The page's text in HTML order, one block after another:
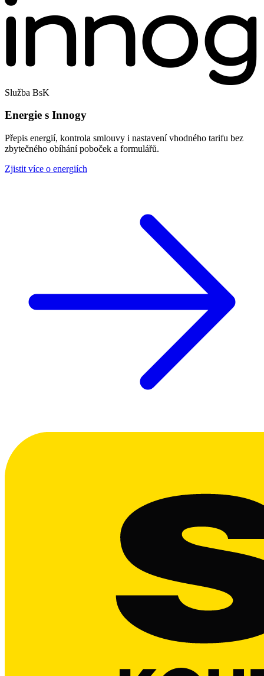
Služba BsK
Energie s Innogy
Přepis energií, kontrola smlouvy i nastavení vhodného tarifu bez
zbytečného obíhání poboček a formulářů.
Zjistit více o energiích